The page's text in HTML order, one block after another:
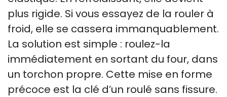
plus rigide. Si vous essayez de la rouler à
froid, elle se cassera immanquablement.
La solution est simple : roulez-la
immédiatement en sortant du four, dans
un torchon propre. Cette mise en forme
précoce est la clé d’un roulé sans fissure.